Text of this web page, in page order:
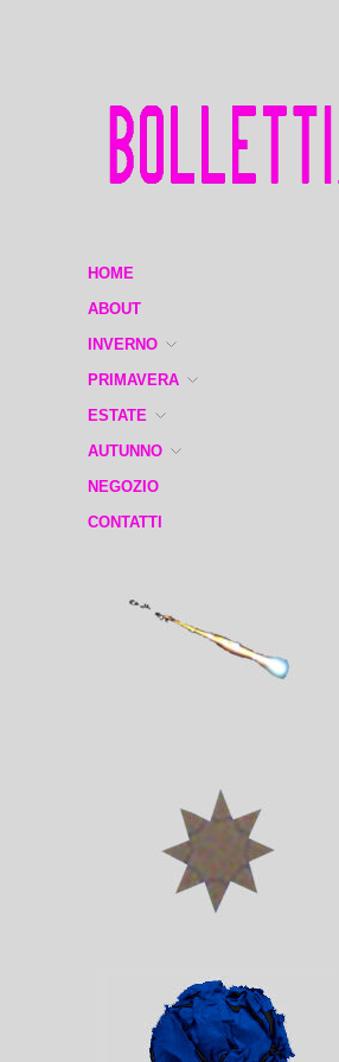
HOME
ABOUT
INVERNO
PRIMAVERA
ESTATE
AUTUNNO
NEGOZIO
CONTATTI